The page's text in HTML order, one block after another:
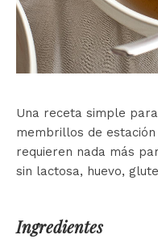
Una receta simple
membrillos de
requieren nada más
sin lactosa, huevo,
Ingredientes